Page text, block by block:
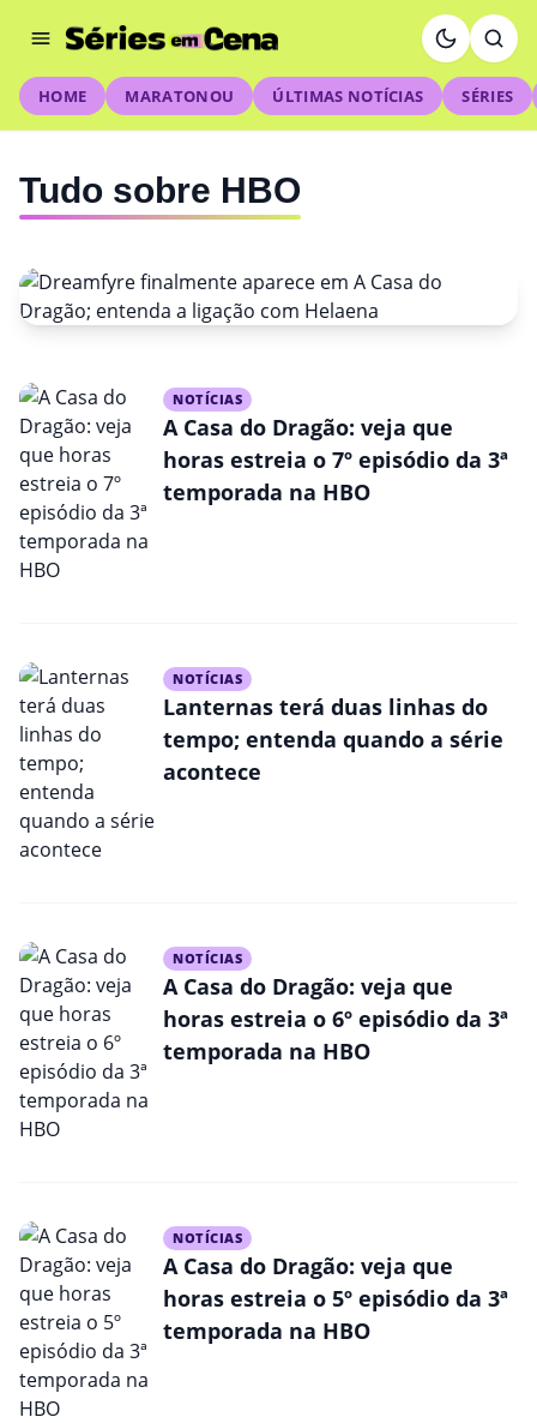
HOME MARATONOU ÚLTIMAS NOTÍCIAS SÉRIES
Tudo sobre HBO
Dreamfyre finalmente aparece
em A Casa do Dragão; entenda
a ligação com Helaena
NOTÍCIAS
A Casa do Dragão: veja que
horas estreia o 7º episódio da 3ª
temporada na HBO
NOTÍCIAS
Lanternas terá duas linhas do
tempo; entenda quando a série
acontece
NOTÍCIAS
A Casa do Dragão: veja que
horas estreia o 6º episódio da 3ª
temporada na HBO
NOTÍCIAS
A Casa do Dragão: veja que
horas estreia o 5º episódio da 3ª
temporada na HBO